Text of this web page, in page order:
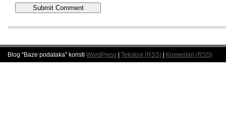
Blog "Baze podataka" koristi WordPress Tekstovi (RSS) Komentari (RSS)